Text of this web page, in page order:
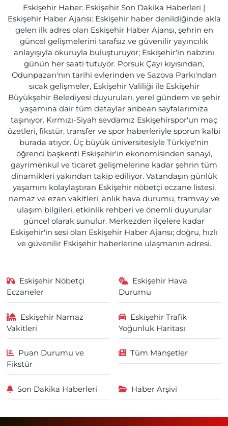
Eskişehir Haber: Eskişehir Son Dakika Haberleri |
Eskişehir Haber Ajansı: Eskişehir haber denildiğinde akla
gelen ilk adres olan Eskişehir Haber Ajansı, şehrin en
güncel gelişmelerini tarafsız ve güvenilir yayıncılık
anlayışıyla okuruyla buluşturuyor; Eskişehir'in nabzını
günün her saati tutuyor. Porsuk Çayı kıyısından,
Odunpazarı'nın tarihi evlerinden ve Sazova Parkı'ndan
sıcak gelişmeler, Eskişehir Valiliği ile Eskişehir
Büyükşehir Belediyesi duyuruları, yerel gündem ve şehir
yaşamına dair tüm detaylar anbean sayfalarımıza
taşınıyor. Kırmızı-Siyah sevdamız Eskişehirspor'un maç
özetleri, fikstür, transfer ve spor haberleriyle sporun kalbi
burada atıyor. Üç büyük üniversitesiyle Türkiye'nin
öğrenci başkenti Eskişehir'in ekonomisinden sanayi,
gayrimenkul ve ticaret gelişmelerine kadar şehrin tüm
dinamikleri yakından takip ediliyor. Vatandaşın günlük
yaşamını kolaylaştıran Eskişehir nöbetçi eczane listesi,
namaz ve ezan vakitleri, anlık hava durumu, tramvay ve
ulaşım bilgileri, etkinlik rehberi ve önemli duyurular
güncel olarak sunulur. Merkezden ilçelere kadar
Eskişehir'in sesi olan Eskişehir Haber Ajansı; doğru, hızlı
ve güvenilir Eskişehir haberlerine ulaşmanın adresi.
Eskişehir Nöbetçi
Eczaneler
Eskişehir Hava
Durumu
Eskişehir Namaz
Vakitleri
Eskişehir Trafik
Yoğunluk Haritası
Puan Durumu ve
Fikstür
Tüm Manşetler
Son Dakika Haberleri Haber Arşivi